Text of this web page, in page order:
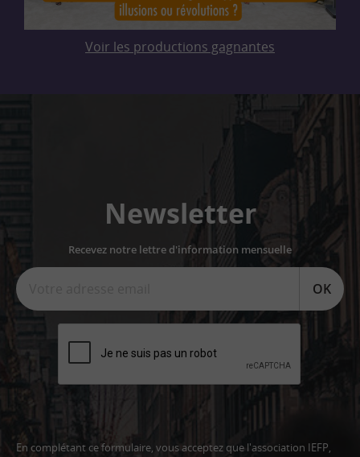
Voir les productions gagnantes
Newsletter
Recevez notre lettre d'information mensuelle
OK
En complétant ce formulaire, vous acceptez que l'association IEFP,